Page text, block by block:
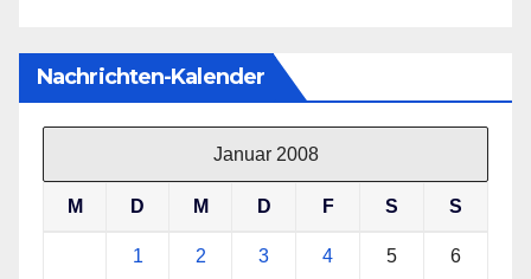
Nachrichten-Kalender
Januar 2008
M D M D F S S
1 2 3 4 5 6